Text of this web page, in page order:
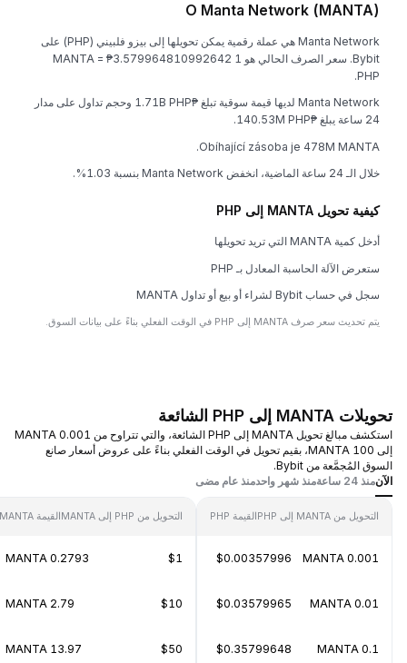
O Manta Network (MANTA)
Manta Network هي عملة رقمية يمكن تحويلها إلى بيزو فلبيني (PHP) على
Bybit. سعر الصرف الحالي هو 1 MANTA = ₱3.579964810992642
PHP.
Manta Network لديها قيمة سوقية تبلغ ₱1.71B PHP وحجم تداول على مدار
24 ساعة يبلغ ₱140.53M PHP.
Obíhající zásoba je 478M MANTA.
خلال الـ 24 ساعة الماضية، انخفض Manta Network بنسبة 1.03%.
كيفية تحويل MANTA إلى PHP
أدخل كمية MANTA التي تريد تحويلها
ستعرض الآلة الحاسبة المعادل بـ PHP
سجل في حساب Bybit لشراء أو بيع أو تداول MANTA
يتم تحديث سعر صرف MANTA إلى PHP في الوقت الفعلي بناءً على بيانات السوق.
تحويلات MANTA إلى PHP الشائعة
استكشف مبالغ تحويل MANTA إلى PHP الشائعة، والتي تتراوح من 0.001 MANTA
إلى 100 MANTA، بقيم تحويل في الوقت الفعلي بناءً على عروض أسعار صانع
السوق المُجمَّعة من Bybit.
الآنمنذ 24 ساعة منذ شهر واحدمنذ عام مضى
التحويل من MANTA إلى PHP القيمة PHP
0.001 MANTA
$0.00357996
0.01 MANTA
$0.03579965
0.1 MANTA
$0.35799648
التحويل من PHP إلى MANTA القيمة MANTA
$1
0.2793 MANTA
$10
2.79 MANTA
$50
13.97 MANTA